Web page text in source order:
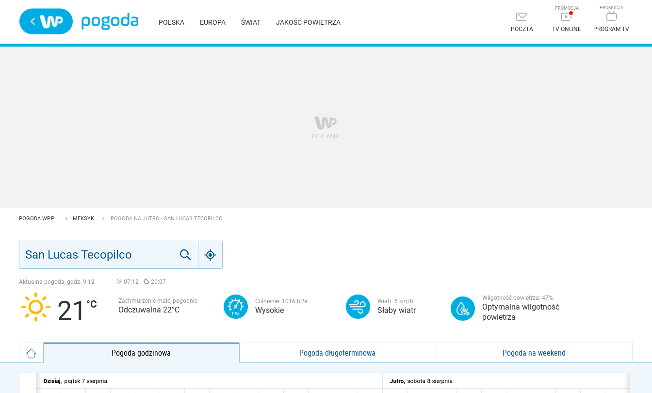
POLSKA EUROPA ŚWIAT JAKOŚĆ POWIETRZA
POCZTA TV ONLINE PROGRAM TV
POGODA WP.PL MEKSYK POGODA NA JUTRO - SAN LUCAS TECOPILCO
Aktualna pogoda, godz. 9:12 07:12 20:07
21 Zachmurzenie małe, pogodnie
Odczuwalna 22°C
Ciśnienie: 1016 hPa
Wysokie
Wiatr: 6 km/h
Słaby wiatr
Wilgotność powietrza: 47%
Optymalna wilgotność
powietrza
Pogoda godzinowa Pogoda długoterminowa Pogoda na weekend